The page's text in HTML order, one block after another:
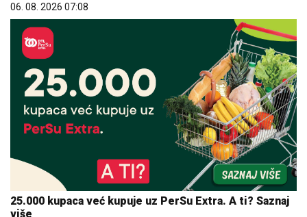
06. 08. 2026 07:08
25.000 kupaca već kupuje uz PerSu Extra. A ti? Saznaj
više